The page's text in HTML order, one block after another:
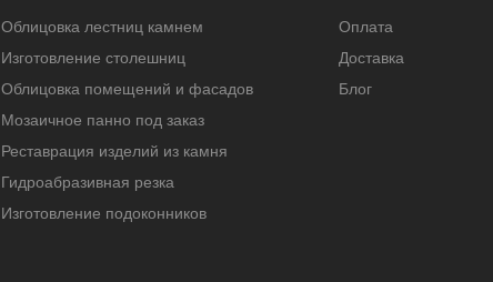
Облицовка лестниц камнем
Изготовление столешниц
Облицовка помещений и фасадов
Мозаичное панно под заказ
Реставрация изделий из камня
Гидроабразивная резка
Изготовление подоконников
Оплата
Доставка
Блог